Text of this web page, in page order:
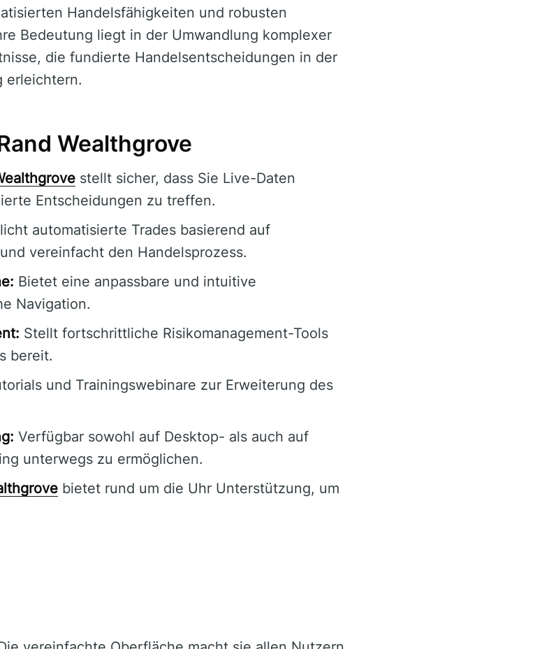
Handelsfähigkeiten und robusten
Bedeutung liegt in der Umwandlung komplexer
die fundierte Handelsentscheidungen in der
erleichtern.
Wealthgrove
stellt sicher, dass Sie Live-Daten
Entscheidungen zu treffen.
automatisierte Trades basierend auf
vereinfacht den Handelsprozess.
Bietet eine anpassbare und intuitive
Navigation.
Stellt fortschrittliche Risikomanagement-Tools
bereit.
und Trainingswebinare zur Erweiterung des
Verfügbar sowohl auf Desktop- als auch auf
unterwegs zu ermöglichen.
bietet rund um die Uhr Unterstützung, um